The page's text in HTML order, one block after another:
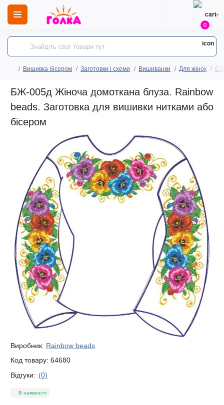
0
Вишивка бісером Заготовки і схеми Вишиванки Для жінок
БЖ-005д Жіноча домоткана блуза. Rainbow
beads. Заготовка для вишивки нитками або
бісером
Виробник: Rainbow beads
Код товару: 64680
Відгуки: (0)
В наявності